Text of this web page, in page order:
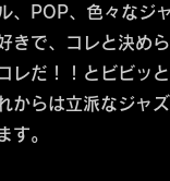
、POP、色々なジ
きで、コレと決め
レだ！！とビビッと
からは立派なジャ
す。